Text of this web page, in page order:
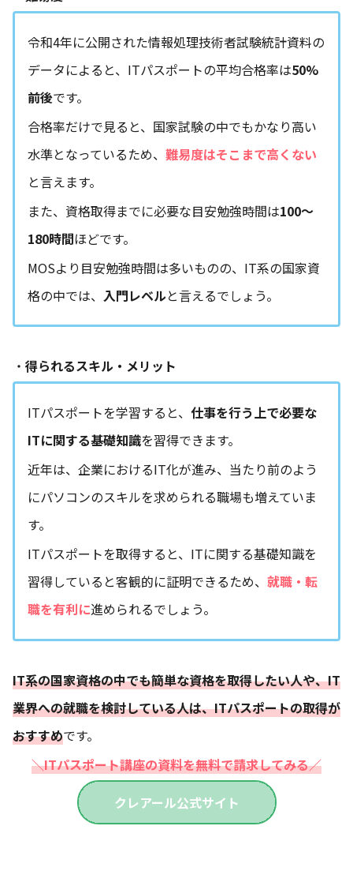
令和4年に公開された情報処理技術者試験統計資料の
データによると、ITパスポートの平均合格率は50%
前後です。
合格率だけで見ると、国家試験の中でもかなり高い
水準となっているため、 難易度はそこまで高くない
と言えます。
また、資格取得までに必要な目安勉強時間は100〜
180時間ほどです。
MOSより目安勉強時間は多いものの、IT系の国家資
格の中では、 入門レベルと言えるでしょう。
・ 得られるスキル・メリット
ITパスポートを学習すると、 仕事を行う上で必要な
ITに関する基礎知識を習得できます。
近年は、企業におけるIT化が進み、当たり前のよう
にパソコンのスキルを求められる職場も増えていま
す。
ITパスポートを取得すると、ITに関する基礎知識を
習得していると客観的に証明できるため、 就職・転
職を有利に進められるでしょう。
IT系の国家資格の中でも簡単な資格を取得したい人や、IT
業界への就職を検討している人は、ITパスポートの取得が
おすすめです。
＼ITパスポート講座の資料を無料で請求してみる／
クレアール公式サイト